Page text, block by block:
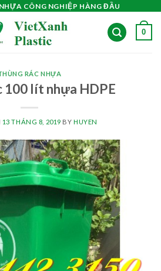
CÔNG NGHIỆP HÀNG ĐẦU
0
RÁC NHỰA
100 lít nhựa HDPE
13 THÁNG 8, 2019 BY HUYEN